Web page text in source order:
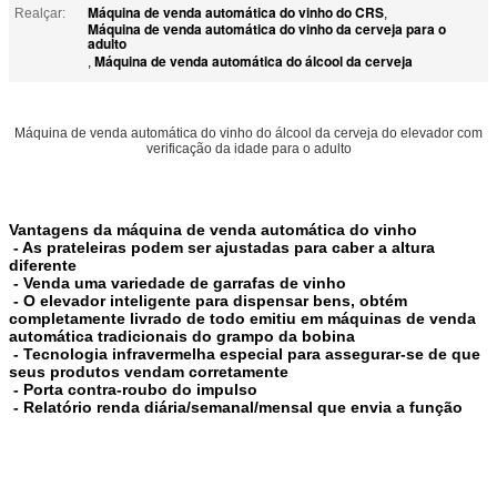
Realçar:
Máquina de venda automática do vinho do CRS,
Máquina de venda automática do vinho da cerveja para o
adulto
, Máquina de venda automática do álcool da cerveja
Máquina de venda automática do vinho do álcool da cerveja do elevador com
verificação da idade para o adulto
Vantagens da máquina de venda automática do vinho
diferente
- Venda uma variedade de garrafas de vinho
completamente livrado de todo emitiu em máquinas de venda
automática tradicionais do grampo da bobina
seus produtos vendam corretamente
- Porta contra-roubo do impulso
- Relatório renda diária/semanal/mensal que envia a função